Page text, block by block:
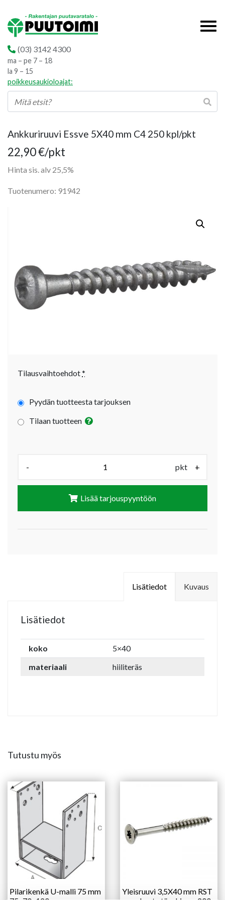
(03) 3142 4300
ma – pe 7 – 18
la 9 – 15
poikkeusaukioloajat:
Ankkuriruuvi Essve 5X40 mm C4 250 kpl/pkt
22,90€/pkt
Hinta sis. alv 25,5%
Tuotenumero: 91942
Tilausvaihtoehdot*
Pyydän tuotteesta tarjouksen
Tilaan tuotteen
- pkt +
Lisää tarjouspyyntöön
Kuvaus
Lisätiedot
Lisätiedot
koko
5×40
materiaali
hiiliteräs
Tutustu myös
Pilarikenkä U-malli 75 mm
Yleisruuvi 3,5X40 mm RST